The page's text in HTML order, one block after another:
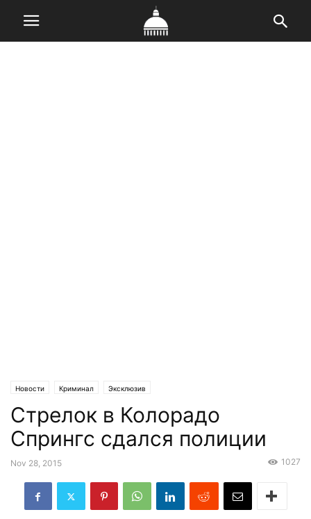
Новости Криминал Эксклюзив
Стрелок в Колорадо
Спрингс сдался полиции
Nov 28, 2015 1027